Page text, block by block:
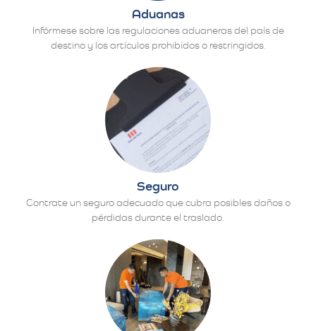
Aduanas
Infórmese sobre las regulaciones aduaneras del país de
destino y los artículos prohibidos o restringidos.
Seguro
Contrate un seguro adecuado que cubra posibles daños o
pérdidas durante el traslado.